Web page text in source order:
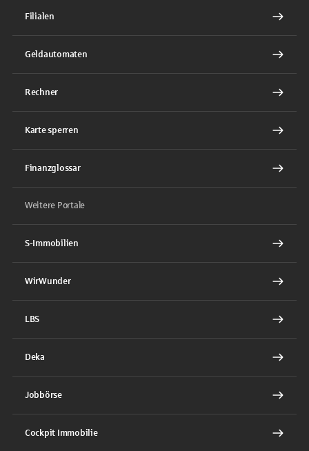
Filialen
Geldautomaten
Rechner
Karte sperren
Finanzglossar
Weitere Portale
S-Immobilien
WirWunder
LBS
Deka
Jobbörse
Cockpit Immobilie